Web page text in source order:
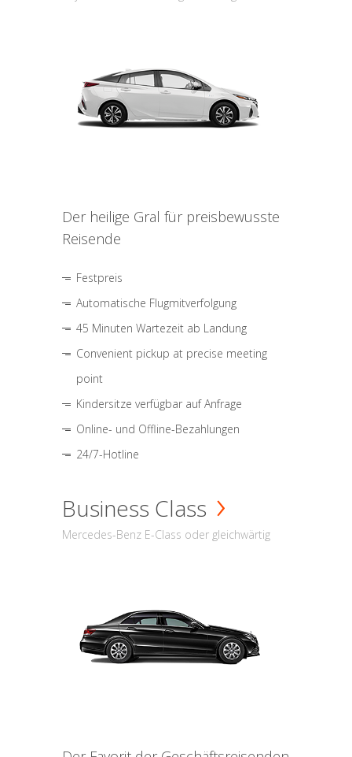
Der heilige Gral für preisbewusste
Reisende
Festpreis
Automatische Flugmitverfolgung
45 Minuten Wartezeit ab Landung
Convenient pickup at precise meeting
point
Kindersitze verfügbar auf Anfrage
Online- und Offline-Bezahlungen
24/7-Hotline
Business Class
Mercedes-Benz E-Class oder gleichwärtig